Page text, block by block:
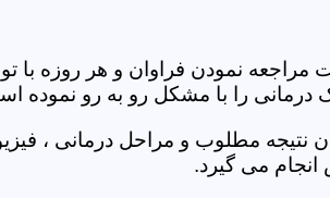
مراجعه نمودن فراوان و هر
درمانی را با مشکل رو به رو نموده
مطلوب و مراحل درمانی ،
می گیرد.